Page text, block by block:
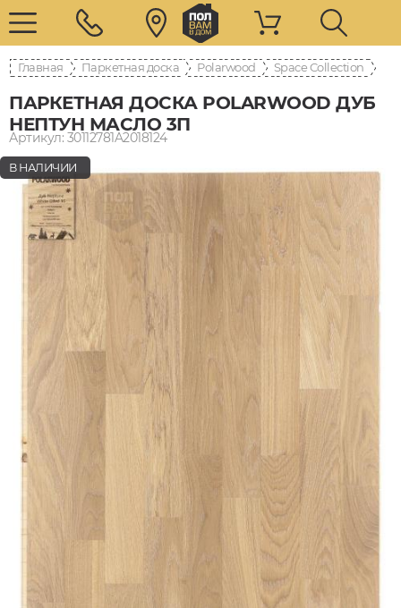
Главная Паркетная доска Polarwood Space Collection
ПАРКЕТНАЯ ДОСКА POLARWOOD ДУБ
НЕПТУН МАСЛО 3П
Артикул: 30112781A2018124
В НАЛИЧИИ